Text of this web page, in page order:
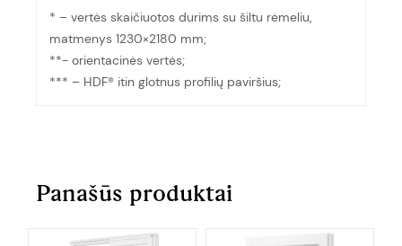
* – vertės skaičiuotos durims su šiltu rėmeliu,
matmenys 1230×2180 mm;
**- orientacinės vertės;
*** – HDF® itin glotnus profilių paviršius;
Panašūs produktai